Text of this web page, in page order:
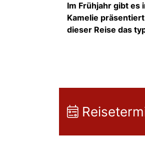
Im Frühjahr gibt es
Kamelie
dieser Reise das